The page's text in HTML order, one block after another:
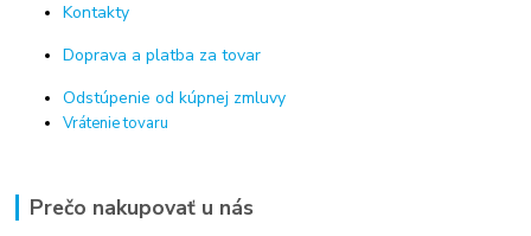
Kontakty
Doprava a platba za tovar
Odstúpenie od kúpnej zmluvy
Vrátenie tovaru
Prečo nakupovať u nás